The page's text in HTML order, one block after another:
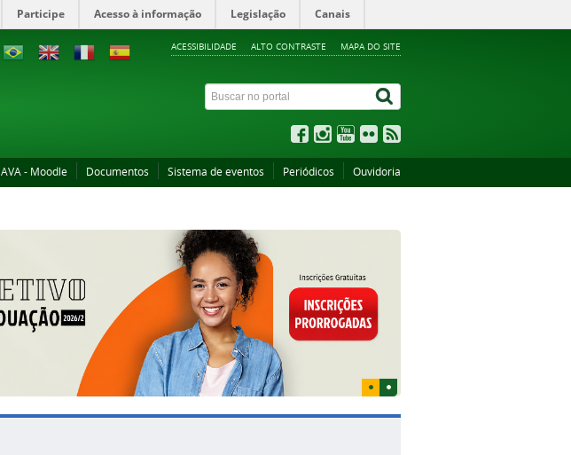
Participe Acesso à informação Legislação Canais
ACESSIBILIDADE ALTO CONTRASTE MAPA DO SITE
AVA - Moodle Documentos Sistema de eventos Periódicos Ouvidoria